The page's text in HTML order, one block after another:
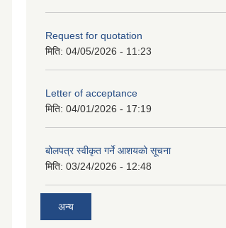
Request for quotation
मिति: 04/05/2026 - 11:23
Letter of acceptance
मिति: 04/01/2026 - 17:19
बोलपत्र स्वीकृत गर्ने आशयको सूचना
मिति: 03/24/2026 - 12:48
अन्य